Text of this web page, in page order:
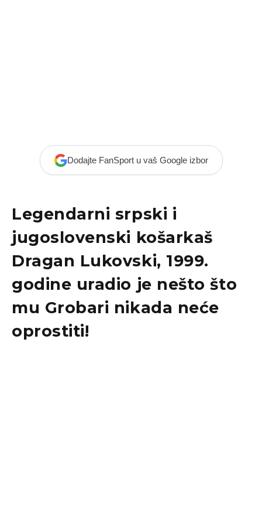
Dodajte FanSport u vaš Google izbor
Legendarni srpski i
jugoslovenski košarkaš
Dragan Lukovski, 1999.
godine uradio je nešto što
mu Grobari nikada neće
oprostiti!